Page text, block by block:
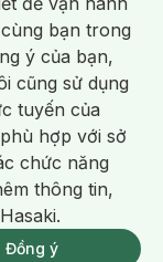
2H.
100K)
Toàn Thân
/Nước Rửa Tay
Điện/
Súc Miệng
/Dưỡng Vùng Kín/
Râu Dao Cạo Râu/
/ Da Mụn/
/
/Máy Chăm Sóc Da
bạn trong
ý của bạn,
cũng sử dụng
tuyến của
hợp với sở
chức năng
thông tin,
Đồng ý